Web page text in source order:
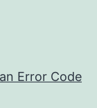
Error Code